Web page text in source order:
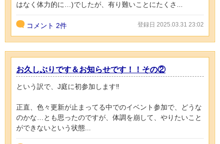
はなく体力的に…)でしたが、有り難いことにたくさ...
コメント 2件 登録日 2025.03.31 23:02
お久しぶりです＆お知らせです！！その②
という訳で、J庭に初参加します‼️
正直、色々更新が止まってる中でのイベント参加で、どうな
のかな…とも思ったのですが、体調を崩して、やりたいこと
ができないという状態...